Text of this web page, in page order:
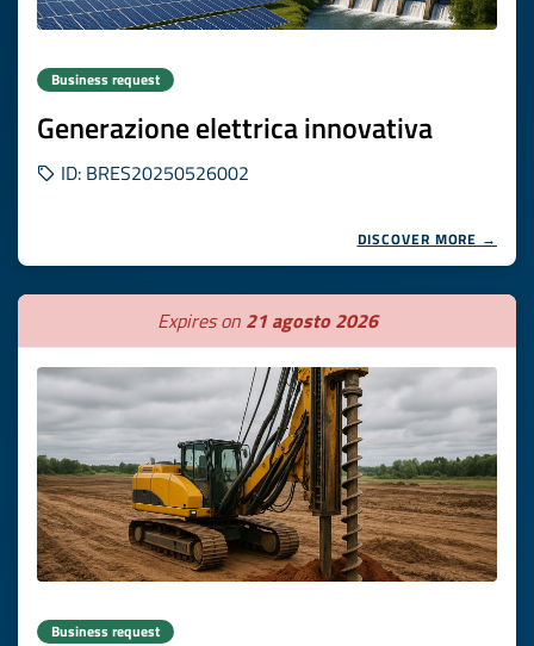
Business request
Generazione elettrica innovativa
ID: BRES20250526002
DISCOVER MORE →
Expires on 21 agosto 2026
Business request